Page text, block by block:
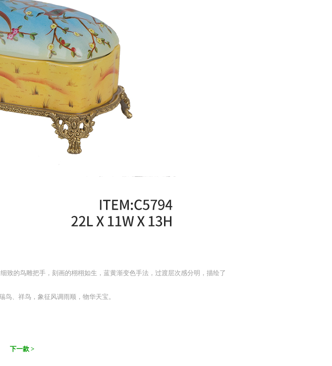
致的鸟雕把手，刻画的栩栩如生，蓝黄渐变色手法，过渡层次感分明，描绘了
、祥鸟，象征风调雨顺，物华天宝。
下一款 >